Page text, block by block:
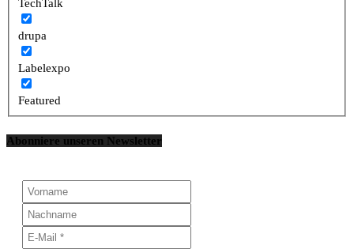
TechTalk
drupa
Labelexpo
Featured
Abonniere unseren Newsletter